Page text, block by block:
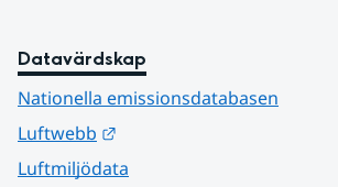
Datavärdskap
Nationella emissionsdatabasen
Luftwebb
Luftmiljödata